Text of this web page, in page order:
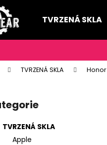
TVRZENÁ SKLA
Domů TVRZENÁ SKLA Honor
TVRZENÁ SKLA
Apple